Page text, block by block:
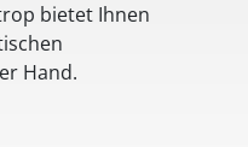
bietet Ihnen
Hand.